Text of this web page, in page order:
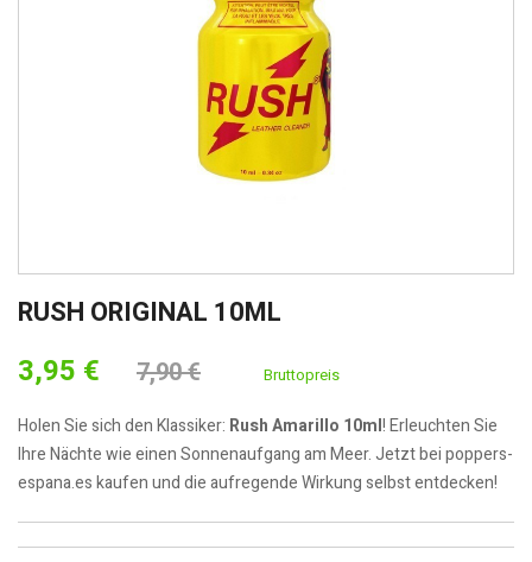
RUSH ORIGINAL 10ML
3,95 € 7,90 € Bruttopreis
Holen Sie sich den Klassiker: Rush Amarillo 10ml! Erleuchten Sie
Ihre Nächte wie einen Sonnenaufgang am Meer. Jetzt bei poppers-
espana.es kaufen und die aufregende Wirkung selbst entdecken!